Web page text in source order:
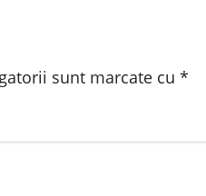
sunt marcate cu *